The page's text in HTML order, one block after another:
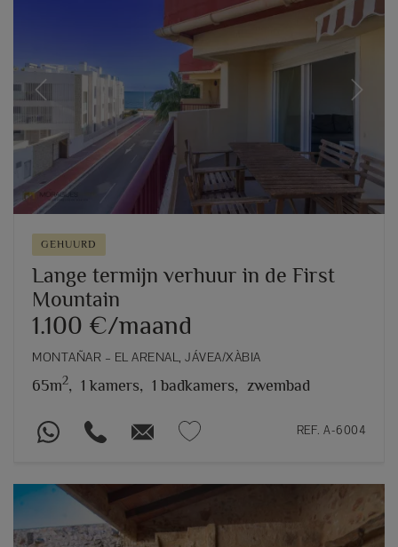
Previous Next
GEHUURD
Lange termijn verhuur in de First
Mountain
1.100 €/maand
MONTAÑAR – EL ARENAL, JÁVEA/XÀBIA
65m2, 1 kamers, 1 badkamers, zwembad
REF. A-6004